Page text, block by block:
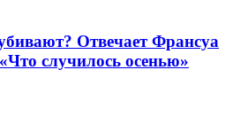
Отвечает Франсуа
случилось осенью»